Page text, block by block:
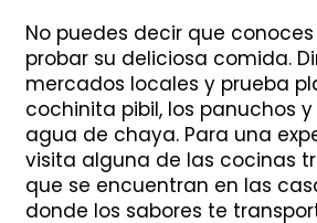
No puedes decir que
probar su deliciosa comida.
mercados locales y prueba
cochinita pibil, los panuchos
agua de chaya. Para una
visita alguna de las cocinas
que se encuentran en las
donde los sabores te